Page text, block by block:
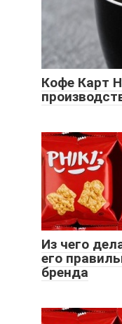
Кофе Карт
Из чего
его
бренда